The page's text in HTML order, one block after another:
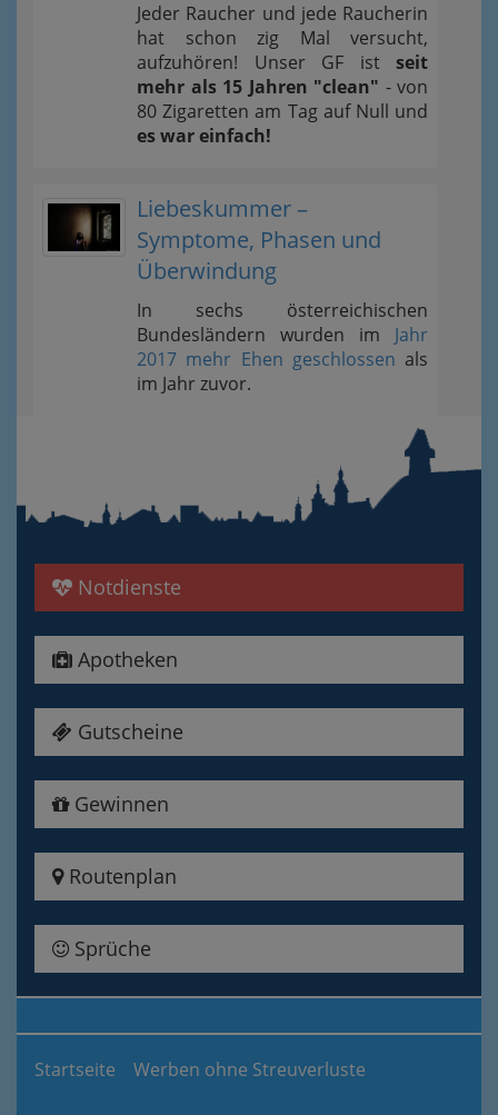
Jeder Raucher und jede Raucherin
hat schon zig Mal versucht,
aufzuhören! Unser GF ist seit
mehr als 15 Jahren "clean" - von
80 Zigaretten am Tag auf Null und
es war einfach!
Liebeskummer –
Symptome, Phasen und
Überwindung
In sechs österreichischen
Bundesländern wurden im Jahr
2017 mehr Ehen geschlossen als
im Jahr zuvor.
Notdienste
Apotheken
Gutscheine
Gewinnen
Routenplan
Sprüche
Startseite Werben ohne Streuverluste